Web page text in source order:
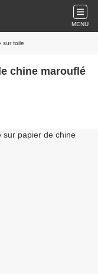
MENU
sur toile
chine marouflé